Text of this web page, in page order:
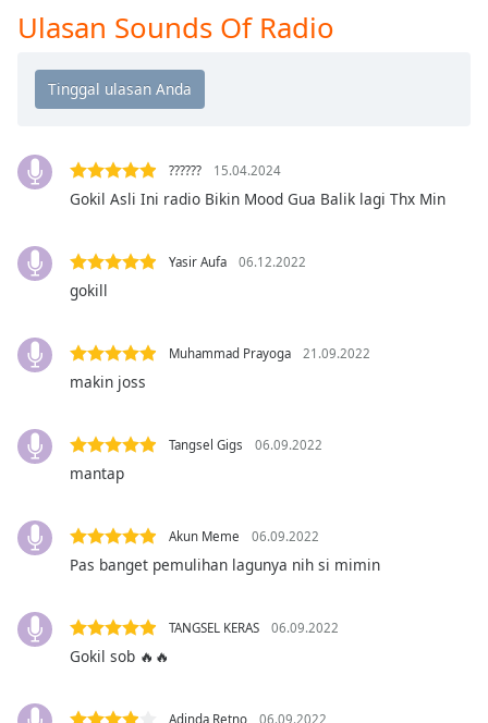
Text
Color
Opacity
Text
Background
Opacity
Caption
Area
Background
Font
Text
Ulasan Sounds Of Radio
?????? 15.04.2024
Gokil Asli Ini radio Bikin Mood Gua Balik lagi Thx Min
Yasir Aufa 06.12.2022
gokill
Muhammad Prayoga 21.09.2022
makin joss
Tangsel Gigs 06.09.2022
mantap
Akun Meme 06.09.2022
Pas banget pemulihan lagunya nih si mimin
TANGSEL KERAS 06.09.2022
Gokil sob 🔥🔥
Adinda Retno 06.09.2022